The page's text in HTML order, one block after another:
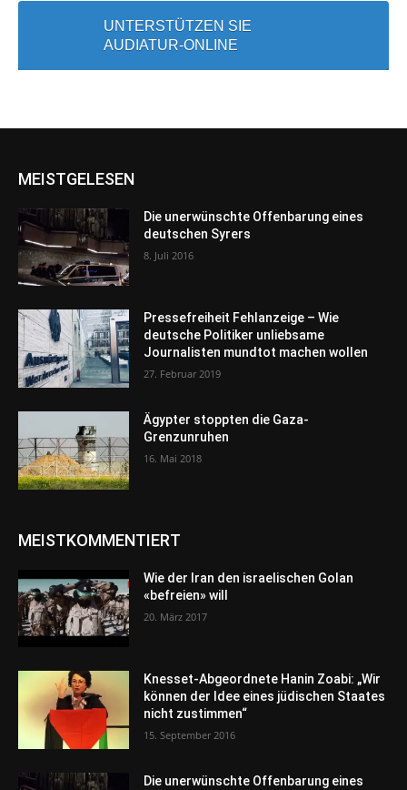
UNTERSTÜTZEN SIE
AUDIATUR-ONLINE
MEISTGELESEN
Die unerwünschte Offenbarung eines
deutschen Syrers
8. Juli 2016
Pressefreiheit Fehlanzeige – Wie
deutsche Politiker unliebsame
Journalisten mundtot machen wollen
27. Februar 2019
Ägypter stoppten die Gaza-
Grenzunruhen
16. Mai 2018
MEISTKOMMENTIERT
Wie der Iran den israelischen Golan
«befreien» will
20. März 2017
Knesset-Abgeordnete Hanin Zoabi: „Wir
können der Idee eines jüdischen Staates
nicht zustimmen“
15. September 2016
Die unerwünschte Offenbarung eines